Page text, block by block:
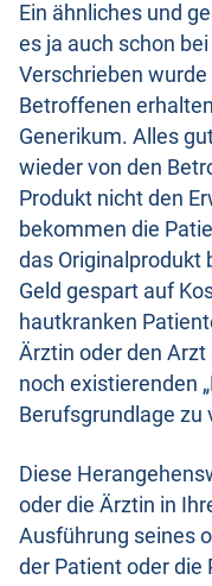
Ein ähnliches und
es ja auch schon
Verschrieben
Betroffenen
Generikum. Alles
wieder von den
Produkt nicht den
bekommen die
das Originalprodukt
Geld gespart auf
hautkranken
Ärztin oder den
noch existierenden
Berufsgrundlage zu
Diese
oder die Ärztin in
Ausführung seines
der Patient oder die